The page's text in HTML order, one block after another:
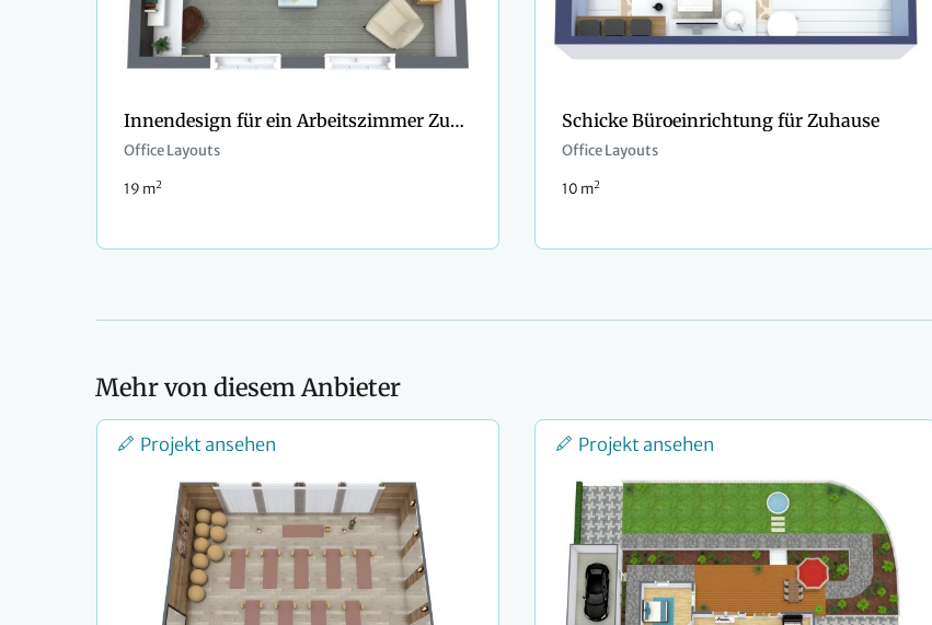
Innendesign für ein Arbeitszimmer Zuhause
Office Layouts
19 m2
Schicke Büroeinrichtung für Zuhause
Office Layouts
10 m2
Mehr von diesem Anbieter
Projekt ansehen Projekt ansehen